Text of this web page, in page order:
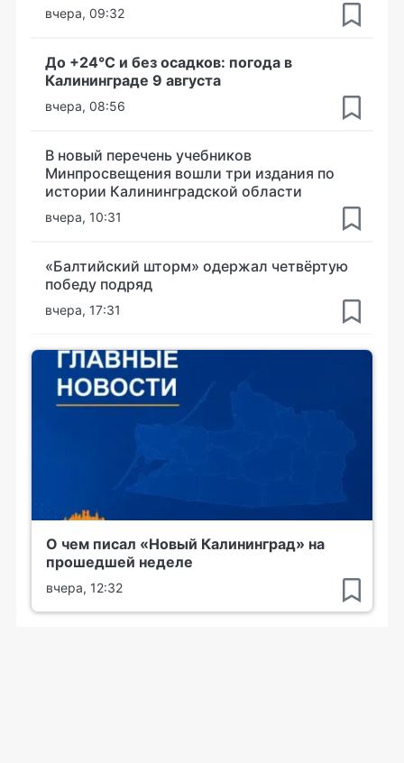
вчера, 09:32
До +24°С и без осадков: погода в
Калининграде 9 августа
вчера, 08:56
В новый перечень учебников
Минпросвещения вошли три издания по
истории Калининградской области
вчера, 10:31
«Балтийский шторм» одержал четвёртую
победу подряд
вчера, 17:31
О чем писал «Новый Калининград» на
прошедшей неделе
вчера, 12:32